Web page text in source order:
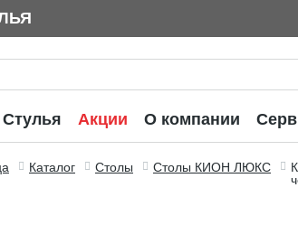
Стулья Акции О компании
Каталог Столы Столы КИОН ЛЮКС